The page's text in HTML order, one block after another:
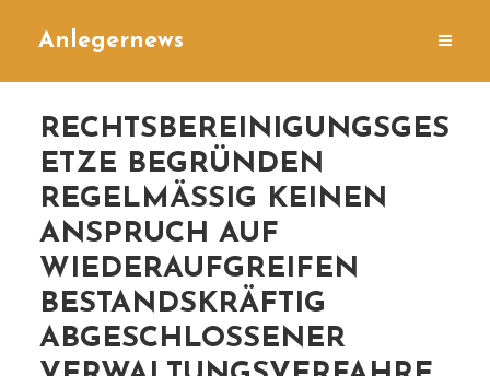
Anlegernews
RECHTSBEREINIGUNGSGES
ETZE BEGRÜNDEN
REGELMÄSSIG KEINEN A
NSPRUCH AUF W
IEDERAUFGREIFEN B
ESTANDSKRÄFTIG A
BGESCHLOSSENER V